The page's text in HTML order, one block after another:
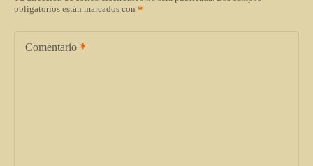
obligatorios están marcados con
Comentario